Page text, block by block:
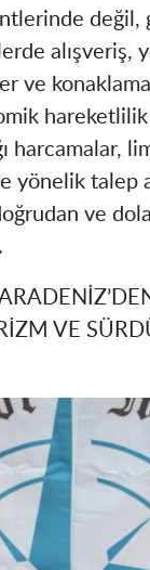
değil,
alışveriş,
ve
hareketlilik
harcamalar,
yönelik talep
ve
VE